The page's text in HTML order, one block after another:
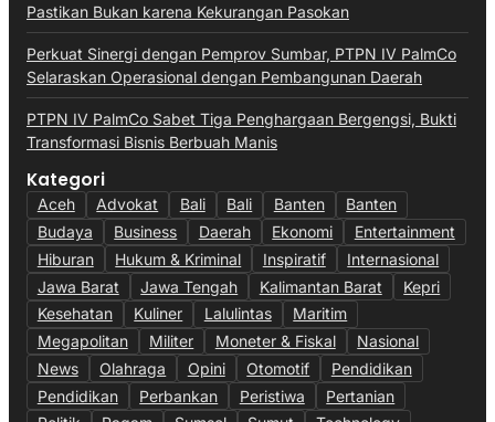
Pastikan Bukan karena Kekurangan Pasokan
Perkuat Sinergi dengan Pemprov Sumbar, PTPN IV PalmCo
Selaraskan Operasional dengan Pembangunan Daerah
PTPN IV PalmCo Sabet Tiga Penghargaan Bergengsi, Bukti
Transformasi Bisnis Berbuah Manis
Kategori
Aceh Advokat Bali Bali Banten
Banten
Budaya
Business Daerah Ekonomi
Entertainment
Hiburan
Hukum & Kriminal Inspiratif
Internasional
Jawa Barat
Jawa Tengah Kalimantan Barat
Kepri
Kesehatan
Kuliner Lalulintas
Maritim
Megapolitan
Militer Moneter & Fiskal
Nasional
News
Olahraga Opini Otomotif
Pendidikan
Pendidikan
Perbankan Peristiwa
Pertanian